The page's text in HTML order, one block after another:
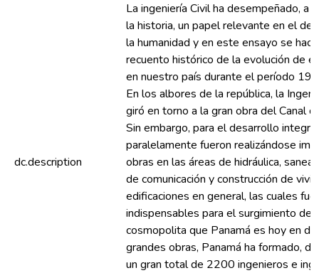
dc.description
La ingeniería Civil ha desempeñado, a
la historia, un papel relevante en el
la humanidad y en este ensayo se
recuento histórico de la evolución de
en nuestro país durante el período
En los albores de la república, la
giró en torno a la gran obra del Canal
Sin embargo, para el desarrollo
paralelamente fueron realizándose
obras en las áreas de hidráulica,
de comunicación y construcción de
edificaciones en general, las cuales
indispensables para el surgimiento de
cosmopolita que Panamá es hoy en
grandes obras, Panamá ha formado,
un gran total de 2200 ingenieros e